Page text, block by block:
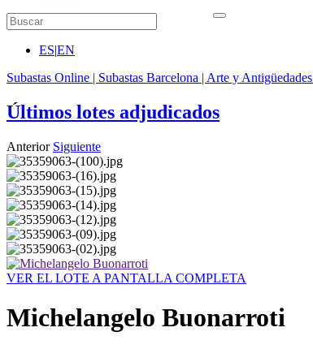
ES|EN
Subastas Online | Subastas Barcelona | Arte y Antigüedades
Últimos lotes adjudicados
Anterior Siguiente
VER EL LOTE A PANTALLA COMPLETA
Michelangelo Buonarroti